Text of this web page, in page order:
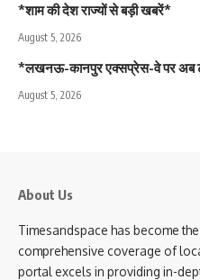
*शाम की देश राज्यों से बड़ी खबरें*
August 5, 2026
*लखनऊ-कानपुर एक्सप्रेस-वे पर अब
August 5, 2026
About Us
Timesandspace has become
comprehensive coverage of
portal excels in providing in-